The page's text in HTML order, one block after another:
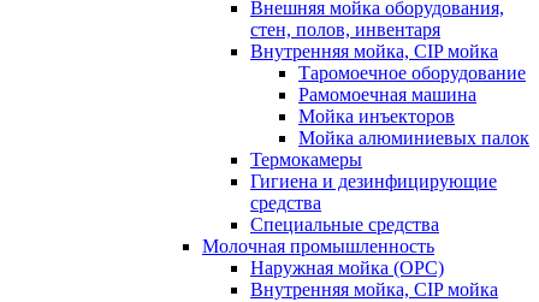
Внешняя мойка оборудования,
стен, полов, инвентаря
Внутренняя мойка, CIP мойка
Таромоечное оборудование
Рамомоечная машина
Мойка инъекторов
Мойка алюминиевых палок
Термокамеры
Гигиена и дезинфицирующие
средства
Специальные средства
Молочная промышленность
Наружная мойка (ОРС)
Внутренняя мойка, CIP мойка